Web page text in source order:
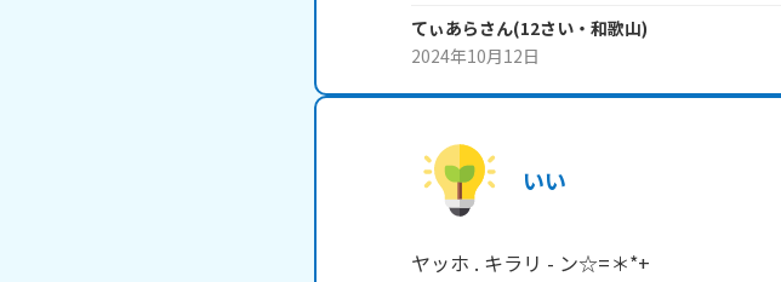
てぃあらさん(12さい・ 和歌山)
2024年10月12日
いい
ヤッホ . キラリ - ン☆=＊*+